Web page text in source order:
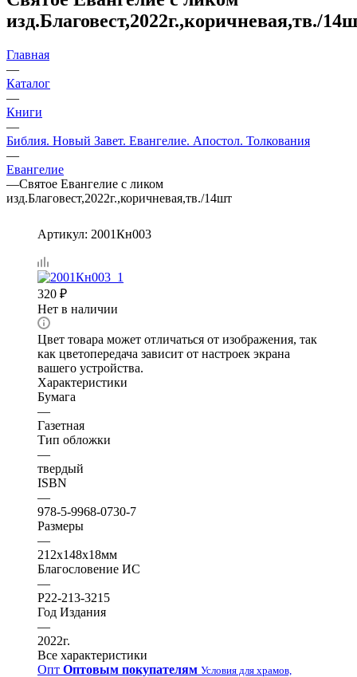
изд.Благовест,2022г.,коричневая,тв./
Главная
—
Каталог
—
Книги
—
Библия. Новый Завет. Евангелие. Апостол. Толкования
—
Евангелие
—Святое Евангелие с ликом
изд.Благовест,2022г.,коричневая,тв./14шт
Артикул: 2001Кн003
320 ₽
Нет в наличии
Цвет товара может отличаться от изображения, так
как цветопередача зависит от настроек экрана
вашего устройства.
Характеристики
Бумага
—
Газетная
Тип обложки
—
твердый
ISBN
—
978-5-9968-0730-7
Размеры
—
212х148х18мм
Благословение ИС
—
Р22-213-3215
Год Издания
—
2022г.
Все характеристики
Опт Оптовым покупателям Условия для храмов,